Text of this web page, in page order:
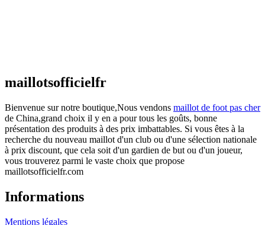
maillotsofficielfr
Bienvenue sur notre boutique,Nous vendons maillot de foot pas cher
de China,grand choix il y en a pour tous les goûts, bonne
présentation des produits à des prix imbattables. Si vous êtes à la
recherche du nouveau maillot d'un club ou d'une sélection nationale
à prix discount, que cela soit d'un gardien de but ou d'un joueur,
vous trouverez parmi le vaste choix que propose
maillotsofficielfr.com
Informations
Mentions légales